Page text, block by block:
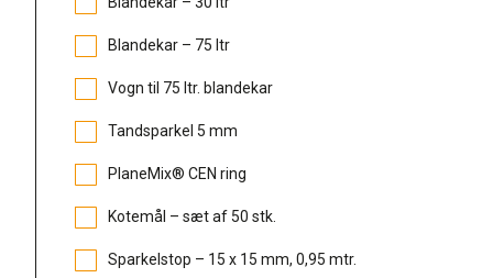
Blandekar – 75 ltr
Vogn til 75 ltr. blandekar
Tandsparkel 5 mm
PlaneMix® CEN ring
Kotemål – sæt af 50 stk.
Sparkelstop – 15 x 15 mm, 0,95 mtr.